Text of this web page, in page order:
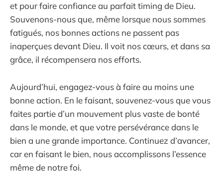
et pour faire confiance au parfait timing de Dieu.
Souvenons-nous que, même lorsque nous sommes
fatigués, nos bonnes actions ne passent pas
inaperçues devant Dieu. Il voit nos cœurs, et dans sa
grâce, il récompensera nos efforts.
Aujourd’hui, engagez-vous à faire au moins une
bonne action. En le faisant, souvenez-vous que vous
faites partie d’un mouvement plus vaste de bonté
dans le monde, et que votre persévérance dans le
bien a une grande importance. Continuez d’avancer,
car en faisant le bien, nous accomplissons l’essence
même de notre foi.